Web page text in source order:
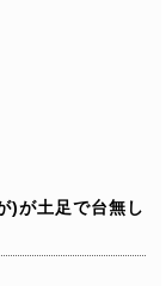
)が土足で台無し